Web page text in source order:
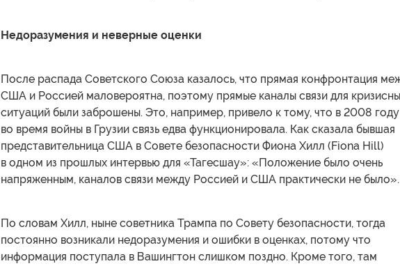
Недоразумения и неверные оценки
После распада Советского Союза казалось, что прямая конфронтация
США и Россией маловероятна, поэтому прямые каналы связи для
ситуаций были заброшены. Это, например, привело к тому, что в 2008 году
во время войны в Грузии связь едва функционировала. Как сказала бывшая
представительница США в Совете безопасности Фиона Хилл (Fiona Hill)
в одном из прошлых интервью для «Тагесшау»: «Положение было очень
напряженным, каналов связи между Россией и США практически не было».
По словам Хилл, ныне советника Трампа по Совету безопасности, тогда
постоянно возникали недоразумения и ошибки в оценках, потому что
информация поступала в Вашингтон слишком поздно. Кроме того, там